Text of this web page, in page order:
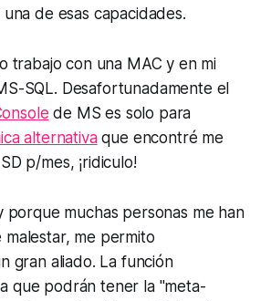
de esas capacidades.
trabajo con una MAC y en mi
SQL. Desafortunadamente el
de MS es solo para
alternativaque encontré me
p/mes, ¡ridiculo!
porque muchas personas me han
me permito
gran aliado. La función
que podrán tener la "meta-